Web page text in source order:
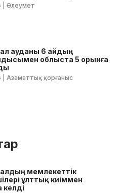
| Әлеумет
ауданы 6 айдың
облыста 5 орынға
| Азаматтық қорғаныс
мемлекеттік
ұлттық киіммен